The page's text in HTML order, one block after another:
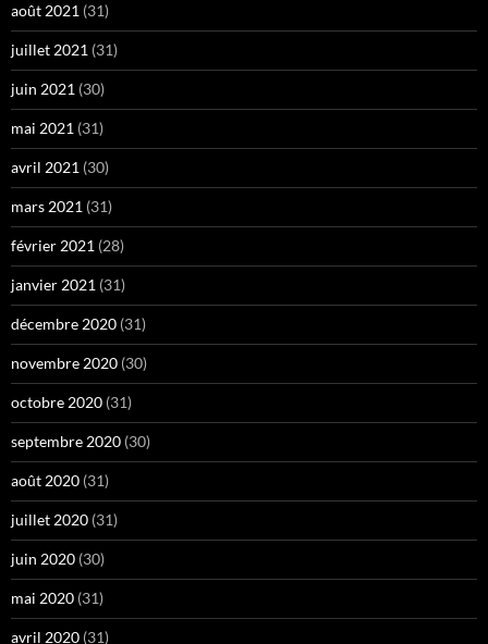
août 2021 (31)
juillet 2021 (31)
juin 2021 (30)
mai 2021 (31)
avril 2021 (30)
mars 2021 (31)
février 2021 (28)
janvier 2021 (31)
décembre 2020 (31)
novembre 2020 (30)
octobre 2020 (31)
septembre 2020 (30)
août 2020 (31)
juillet 2020 (31)
juin 2020 (30)
mai 2020 (31)
avril 2020 (31)